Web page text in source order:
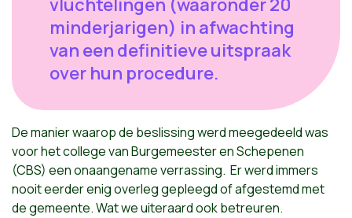
vluchtelingen (waaronder 20
minderjarigen) in afwachting
van een definitieve uitspraak
over hun procedure.
De manier waarop de beslissing werd meegedeeld was
voor het college van Burgemeester en Schepenen
(CBS) een onaangename verrassing. Er werd immers
nooit eerder enig overleg gepleegd of afgestemd met
de gemeente. Wat we uiteraard ook betreuren.